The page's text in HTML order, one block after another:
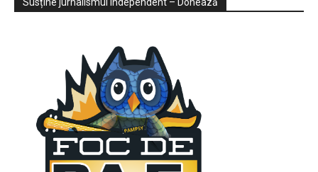
Susține jurnalismul independent – Donează